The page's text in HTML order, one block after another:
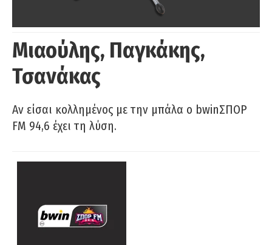
Μιαούλης, Παγκάκης,
Τσανάκας
Αν είσαι κολλημένος με την μπάλα ο bwinΣΠΟΡ
FM 94,6 έχει τη λύση.